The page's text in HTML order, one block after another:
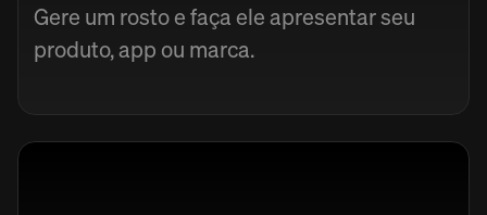
Gere um rosto e faça ele apresentar seu
produto, app ou marca.